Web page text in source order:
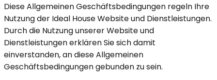
Diese Allgemeinen Geschäftsbedingungen regeln Ihre
Nutzung der Ideal House Website und Dienstleistungen.
Durch die Nutzung unserer Website und
Dienstleistungen erklären Sie sich damit
einverstanden, an diese Allgemeinen
Geschäftsbedingungen gebunden zu sein.